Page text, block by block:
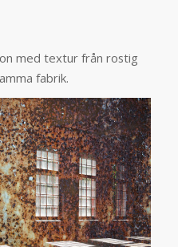
med textur från rostig
fabrik.